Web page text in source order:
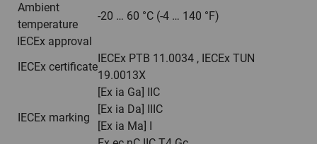
Ambient
temperature
-20 … 60 °C (-4 … 140 °F)
IECEx approval
IECEx certificate
IECEx PTB 11.0034 , IECEx TUN
19.0013X
IECEx marking
[Ex ia Ga] IIC
[Ex ia Da] IIIC
[Ex ia Ma] I